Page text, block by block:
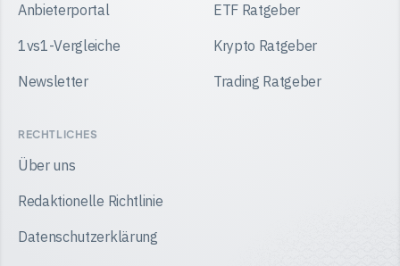
Anbieterportal
1vs1-Vergleiche
Newsletter
ETF Ratgeber
Krypto Ratgeber
Trading Ratgeber
RECHTLICHES
Über uns
Redaktionelle Richtlinie
Datenschutzerklärung